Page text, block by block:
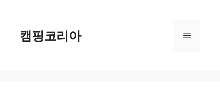
캠핑코리아 메